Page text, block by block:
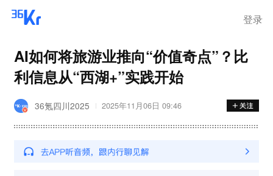
登录
AI如何将旅游业推向“价值奇点”？比
利信息从“西湖+”实践开始
36氪四川2025 2025年11月06日 09:46